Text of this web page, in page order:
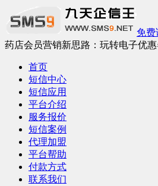
免费
药店会员营销新思路：玩转电子优
首页
短信中心
短信应用
平台介绍
服务报价
短信案例
代理加盟
平台帮助
付款方式
联系我们